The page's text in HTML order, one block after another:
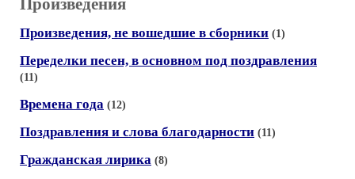
Произведения
Произведения, не вошедшие в сборники (1)
Переделки песен, в основном под поздравления
(11)
Времена года (12)
Поздравления и слова благодарности (11)
Гражданская лирика (8)